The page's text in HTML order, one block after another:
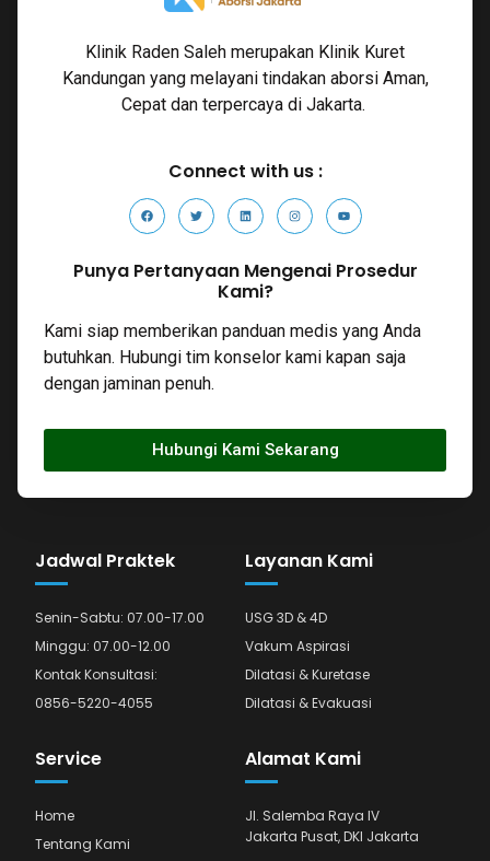
Klinik Raden Saleh merupakan Klinik Kuret
Kandungan yang melayani tindakan aborsi Aman,
Cepat dan terpercaya di Jakarta.
Connect with us :
Punya Pertanyaan Mengenai Prosedur
Kami?
Kami siap memberikan panduan medis yang Anda
butuhkan. Hubungi tim konselor kami kapan saja
dengan jaminan penuh.
Hubungi Kami Sekarang
Jadwal Praktek
Senin-Sabtu: 07.00-17.00
Minggu: 07.00-12.00
Kontak Konsultasi:
0856-5220-4055
Layanan Kami
USG 3D & 4D
Vakum Aspirasi
Dilatasi & Kuretase
Dilatasi & Evakuasi
Service
Home
Tentang Kami
Alamat Kami
Jl. Salemba Raya IV
Jakarta Pusat, DKI Jakarta